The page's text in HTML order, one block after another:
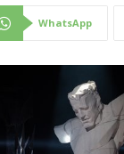
WhatsApp